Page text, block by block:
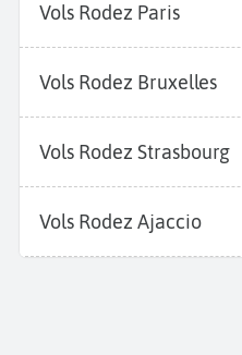
Vols Rodez Paris
Vols Rodez Bruxelles
Vols Rodez Strasbourg
Vols Rodez Ajaccio